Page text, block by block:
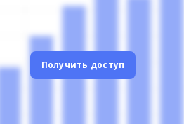
Получить доступ